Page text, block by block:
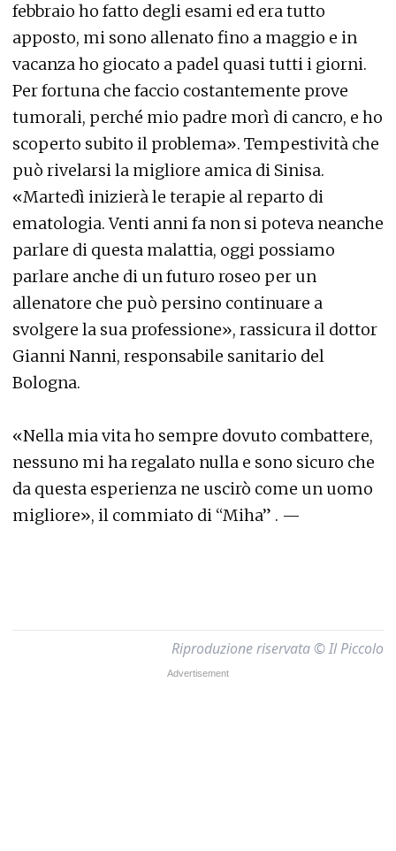
febbraio ho fatto degli esami ed era tutto
apposto, mi sono allenato fino a maggio e in
vacanza ho giocato a padel quasi tutti i giorni.
Per fortuna che faccio costantemente prove
tumorali, perché mio padre morì di cancro, e ho
scoperto subito il problema». Tempestività che
può rivelarsi la migliore amica di Sinisa.
«Martedì inizierà le terapie al reparto di
ematologia. Venti anni fa non si poteva neanche
parlare di questa malattia, oggi possiamo
parlare anche di un futuro roseo per un
allenatore che può persino continuare a
svolgere la sua professione», rassicura il dottor
Gianni Nanni, responsabile sanitario del
Bologna.
«Nella mia vita ho sempre dovuto combattere,
nessuno mi ha regalato nulla e sono sicuro che
da questa esperienza ne uscirò come un uomo
migliore», il commiato di “Miha” . —
Riproduzione riservata © Il Piccolo